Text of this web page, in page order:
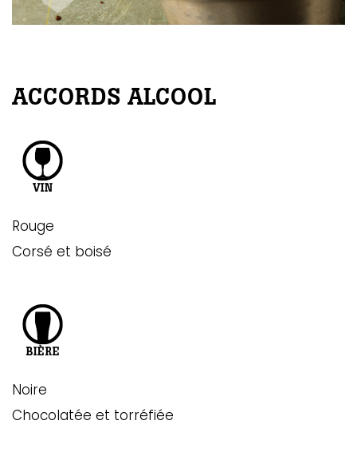
ACCORDS ALCOOL
Rouge
Corsé et boisé
Noire
Chocolatée et torréfiée